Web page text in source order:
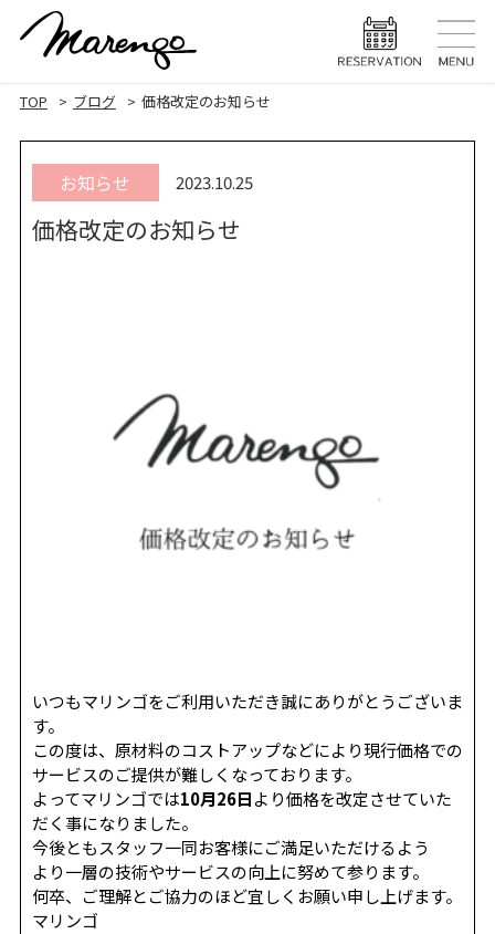
MENU メニュー
BLOG
REVIEW
SALON INFO
TOP ブログ 価格改定のお知らせ
お知らせ 2023.10.25
価格改定のお知らせ
いつもマリンゴをご利用いただき誠にありがとうございま
す。
この度は、原材料のコストアップなどにより現行価格での
サービスのご提供が難しくなっております。
よってマリンゴでは10月26日より価格を改定させていた
だく事になりました。
今後ともスタッフ一同お客様にご満足いただけるよう
より一層の技術やサービスの向上に努めて参ります。
何卒、ご理解とご協力のほど宜しくお願い申し上げます。
マリンゴ